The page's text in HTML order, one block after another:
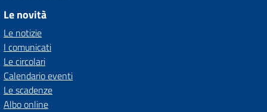
Le novità
Le notizie
I comunicati
Le circolari
Calendario eventi
Le scadenze
Albo online